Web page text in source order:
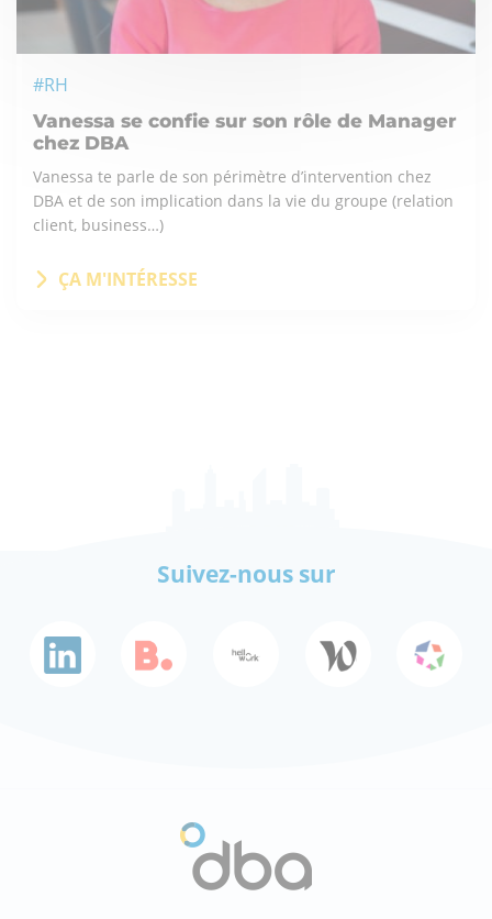
#RH
Vanessa se confie sur son rôle de Manager
chez DBA
Vanessa te parle de son périmètre d’intervention chez
DBA et de son implication dans la vie du groupe (relation
client, business…)
ÇA M'INTÉRESSE
Suivez-nous sur